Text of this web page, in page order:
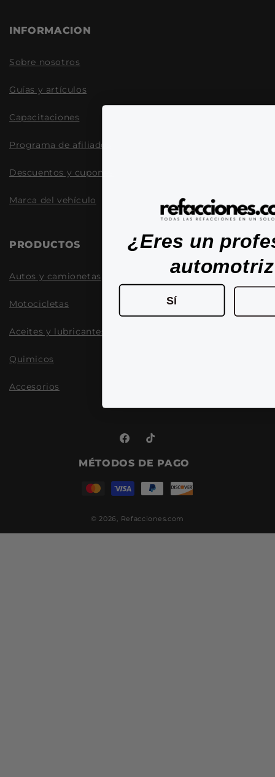
INFORMACION
Sobre nosotros
Guías y artículos
Capacitaciones
Programa de afiliados
Descuentos y cupones
Marca del vehículo
PRODUCTOS
Autos y camionetas
Motocicletas
Aceites y lubricantes
Quimicos
Accesorios
FacebookTikTok
MÉTODOS DE PAGO
© 2026, Refacciones.com
¿Eres un
Sí